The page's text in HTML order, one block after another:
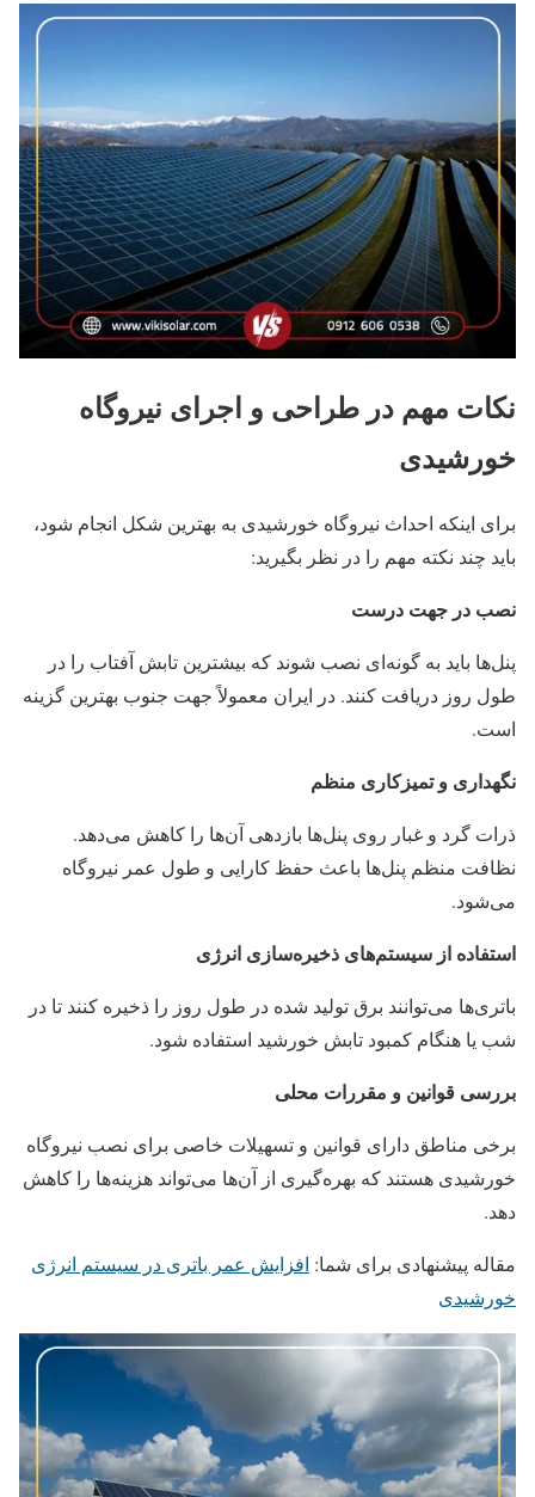
نکات مهم در طراحی و اجرای نیروگاه
خورشیدی
برای اینکه احداث نیروگاه خورشیدی به بهترین شکل انجام شود،
باید چند نکته مهم را در نظر بگیرید:
نصب در جهت درست
پنل‌ها باید به گونه‌ای نصب شوند که بیشترین تابش آفتاب را در
طول روز دریافت کنند. در ایران معمولاً جهت جنوب بهترین گزینه
است.
نگهداری و تمیزکاری منظم
ذرات گرد و غبار روی پنل‌ها بازدهی آن‌ها را کاهش می‌دهد.
نظافت منظم پنل‌ها باعث حفظ کارایی و طول عمر نیروگاه
می‌شود.
استفاده از سیستم‌های ذخیره‌سازی انرژی
باتری‌ها می‌توانند برق تولید شده در طول روز را ذخیره کنند تا در
شب یا هنگام کمبود تابش خورشید استفاده شود.
بررسی قوانین و مقررات محلی
برخی مناطق دارای قوانین و تسهیلات خاصی برای نصب نیروگاه
خورشیدی هستند که بهره‌گیری از آن‌ها می‌تواند هزینه‌ها را کاهش
دهد.
مقاله پیشنهادی برای شما: افزایش عمر باتری در سیستم انرژی
خورشیدی